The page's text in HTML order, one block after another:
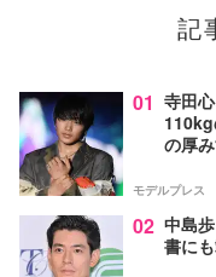
記
01 寺田
の厚
モデルプレス
02 中島
書に